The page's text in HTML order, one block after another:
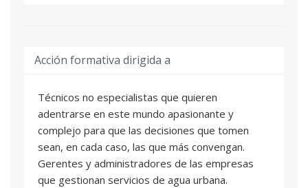
Acción formativa dirigida a
Técnicos no especialistas que quieren
adentrarse en este mundo apasionante y
complejo para que las decisiones que tomen
sean, en cada caso, las que más convengan.
Gerentes y administradores de las empresas
que gestionan servicios de agua urbana.